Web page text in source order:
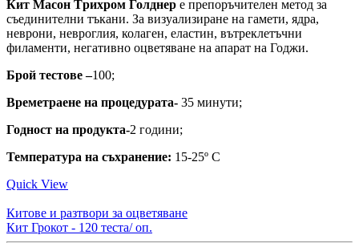
Кит Масон Tрихром Голднер e препоръчителен метод за
съединителни тъкани. За визуализиране на гамети, ядра,
неврони, невроглия, колаген, еластин, вътреклетъчни
филаменти, негативно оцветяване на апарат на Годжи.
Брой тестове –100;
Времетраене на процедурата- 35 минути;
Годност на продукта-2 години;
Температура на съхранение: 15-25º С
Quick View
Китове и разтвори за оцветяване
Кит Грокот - 120 теста/ оп.